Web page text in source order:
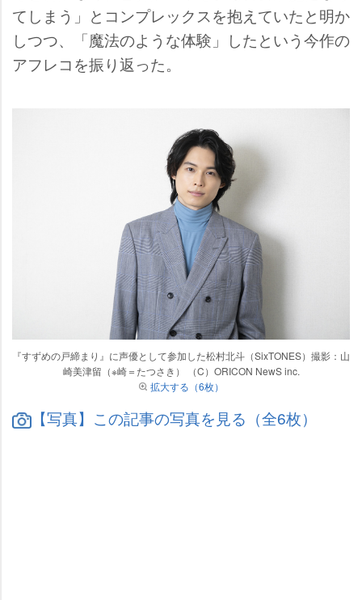
てしまう」とコンプレックスを抱えていたと明か
しつつ、「魔法のような体験」したという今作の
アフレコを振り返った。
『すずめの戸締まり』に声優として参加した松村北斗（SixTONES）撮影：山
崎美津留（※崎＝たつさき） （C）ORICON NewS inc.
拡大する（6枚）
【写真】この記事の写真を見る（全6枚）